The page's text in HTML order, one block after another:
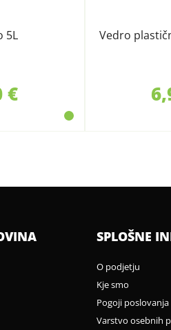
5L
€
Vedro
SPLOŠNE
O podjetju
Kje smo
Pogoji poslovanja
Varstvo osebnih